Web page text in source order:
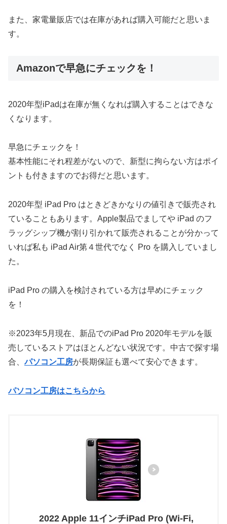
また、家電量販店では在庫があれば購入可能だと思いま
す。
Amazonで早急にチェックを！
2020年型iPadは在庫が無くなれば購入することはできな
くなります。
早急にチェックを！
基本性能にそれ程差がないので、新型に拘らない方はポイ
ントも付きますのでお得だと思います。
2020年型 iPad Pro はときどきかなりの値引きで販売され
ていることもあります。Apple製品でましてや iPad のフ
ラッグシップ機が割り引かれて販売されることが分かって
いれば私も iPad Air第４世代でなく Pro を購入していまし
た。
iPad Pro の購入を検討されている方は早めにチェック
を！
※2023年5月現在、新品でのiPad Pro 2020年モデルを販
売しているストアはほとんどない状況です。中古で探す場
合、パソコン工房が長期保証も選べて安心できます。
パソコン工房はこちらから
2022 Apple 11インチiPad Pro (Wi-Fi,